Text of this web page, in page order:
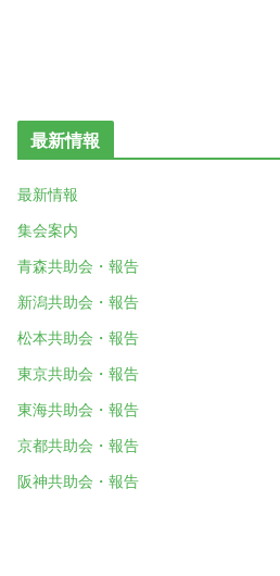
最新情報
最新情報
集会案内
青森共助会・報告
新潟共助会・報告
松本共助会・報告
東京共助会・報告
東海共助会・報告
京都共助会・報告
阪神共助会・報告